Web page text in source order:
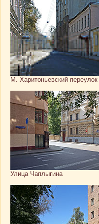
М. Харитоньевский переулок
Улица Чаплыгина